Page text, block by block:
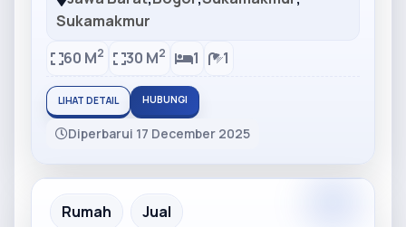
Sukamakmur
60 M2 30 M2 1 1
LIHAT DETAIL HUBUNGI
Diperbarui 17 December 2025
Partner Ad
Rumah Jual